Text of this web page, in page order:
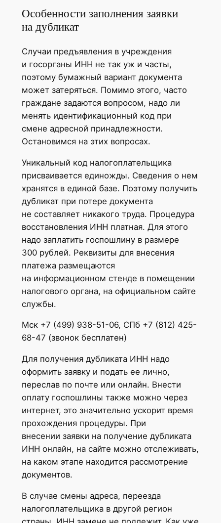
Особенности заполнения заявки
на дубликат
Случаи предъявления в учреждения
и госорганы ИНН не так уж и часты,
поэтому бумажный вариант документа
может затеряться. Помимо этого, часто
граждане задаются вопросом, надо ли
менять идентификационный код при
смене адресной принадлежности.
Остановимся на этих вопросах.
Уникальный код налогоплательщика
присваивается единожды. Сведения о нем
хранятся в единой базе. Поэтому получить
дубликат при потере документа
не составляет никакого труда. Процедура
восстановления ИНН платная. Для этого
надо заплатить госпошлину в размере
300 рублей. Реквизиты для внесения
платежа размещаются
на информационном стенде в помещении
налогового органа, на официальном сайте
службы.
Мск +7 (499) 938-51-06, СПб +7 (812) 425-
68-47 (звонок бесплатен)
Для получения дубликата ИНН надо
оформить заявку и подать ее лично,
переслав по почте или онлайн. Внести
оплату госпошлины также можно через
интернет, это значительно ускорит время
прохождения процедуры. При
внесении заявки на получение дубликата
ИНН онлайн, на сайте можно отслеживать,
на каком этапе находится рассмотрение
документов.
В случае смены адреса, переезда
налогоплательщика в другой регион